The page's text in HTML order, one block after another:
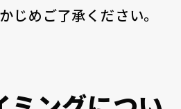
じめご了承ください。